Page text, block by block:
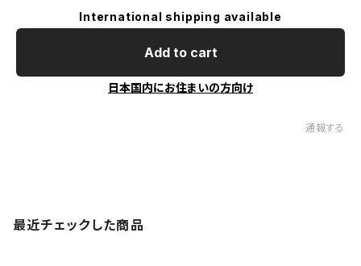
International shipping available
Add to cart
日本国内にお住まいの方向け
通報する
最近チェックした商品